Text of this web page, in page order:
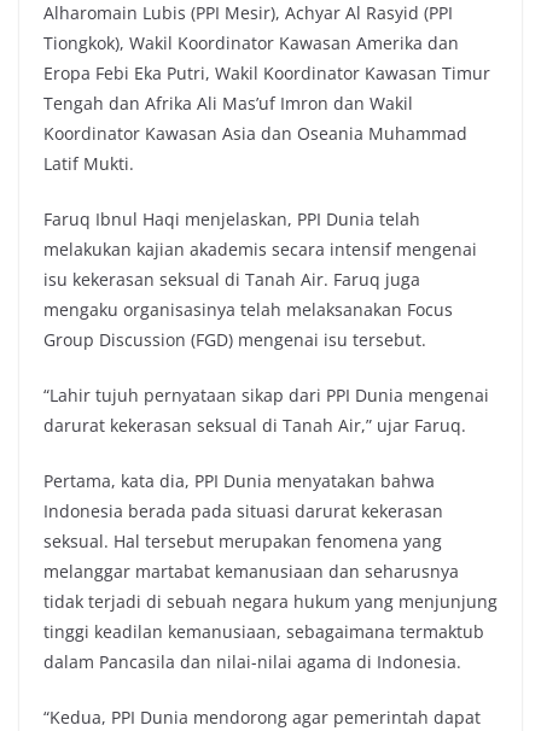
Alharomain Lubis (PPI Mesir), Achyar Al Rasyid (PPI
Tiongkok), Wakil Koordinator Kawasan Amerika dan
Eropa Febi Eka Putri, Wakil Koordinator Kawasan Timur
Tengah dan Afrika Ali Mas’uf Imron dan Wakil
Koordinator Kawasan Asia dan Oseania Muhammad
Latif Mukti.
Faruq Ibnul Haqi menjelaskan, PPI Dunia telah
melakukan kajian akademis secara intensif mengenai
isu kekerasan seksual di Tanah Air. Faruq juga
mengaku organisasinya telah melaksanakan Focus
Group Discussion (FGD) mengenai isu tersebut.
“Lahir tujuh pernyataan sikap dari PPI Dunia mengenai
darurat kekerasan seksual di Tanah Air,” ujar Faruq.
Pertama, kata dia, PPI Dunia menyatakan bahwa
Indonesia berada pada situasi darurat kekerasan
seksual. Hal tersebut merupakan fenomena yang
melanggar martabat kemanusiaan dan seharusnya
tidak terjadi di sebuah negara hukum yang menjunjung
tinggi keadilan kemanusiaan, sebagaimana termaktub
dalam Pancasila dan nilai-nilai agama di Indonesia.
“Kedua, PPI Dunia mendorong agar pemerintah dapat